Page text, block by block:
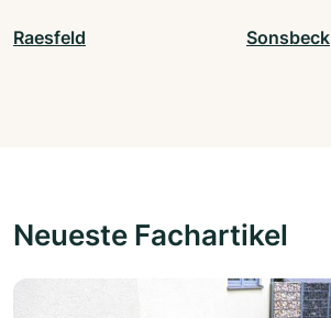
Raesfeld Sonsbeck
Neueste Fachartikel